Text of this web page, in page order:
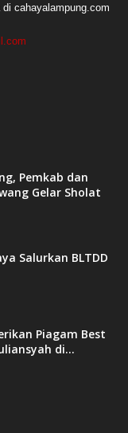
cahayalampung.com
Pemkab dan
Gelar Sholat
Salurkan BLTDD
Piagam Best
di...